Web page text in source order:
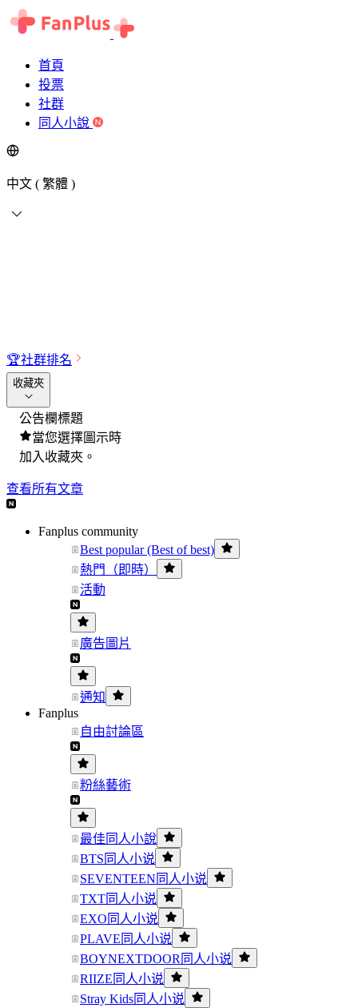
首頁
投票
社群
同人小說
中文 ( 繁體 )
🏆社群排名
收藏夾
公告欄標題
當您選擇圖示時
加入收藏夾。
查看所有文章
Fanplus community
Best popular (Best of best)
熱門（即時）
活動
廣告圖片
通知
Fanplus
自由討論區
粉絲藝術
最佳同人小說
BTS同人小说
SEVENTEEN同人小说
TXT同人小说
EXO同人小说
PLAVE同人小说
BOYNEXTDOOR同人小说
RIIZE同人小说
Stray Kids同人小说